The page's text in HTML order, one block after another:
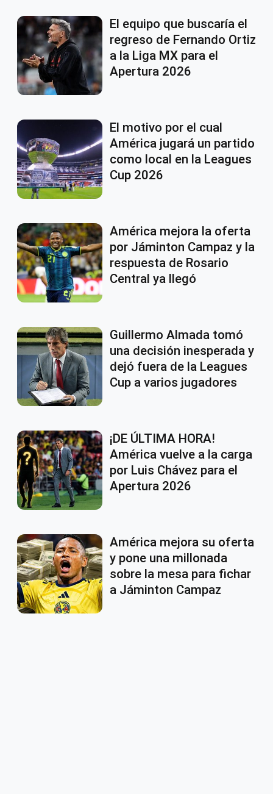
El equipo que buscaría el
regreso de Fernando Ortiz
a la Liga MX para el
Apertura 2026
El motivo por el cual
América jugará un partido
como local en la Leagues
Cup 2026
América mejora la oferta
por Jáminton Campaz y la
respuesta de Rosario
Central ya llegó
Guillermo Almada tomó
una decisión inesperada y
dejó fuera de la Leagues
Cup a varios jugadores
¡DE ÚLTIMA HORA!
América vuelve a la carga
por Luis Chávez para el
Apertura 2026
América mejora su oferta
y pone una millonada
sobre la mesa para fichar
a Jáminton Campaz